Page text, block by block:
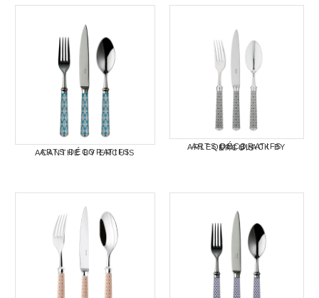
ARTS DÉCORATIFS ACANTHE BY ERCUIS
ARTS DÉCORATIFS ARLEQUIN BLACK BY ERCUIS